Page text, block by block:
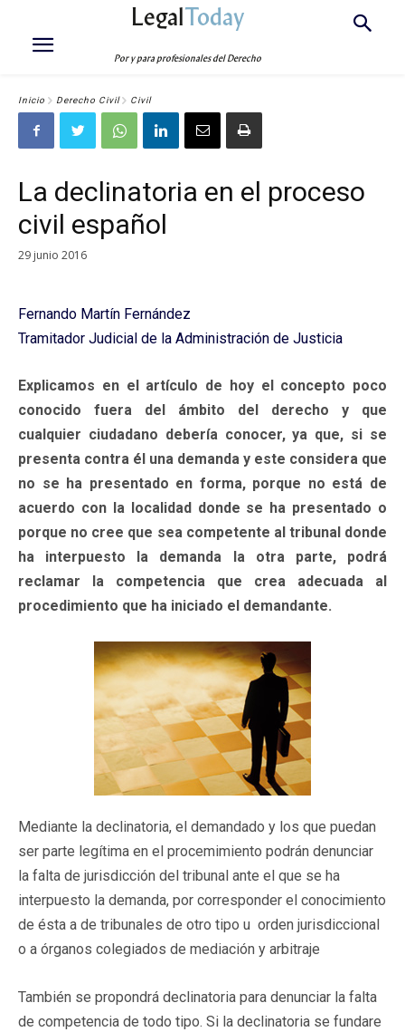
LegalToday
Por y para profesionales del Derecho
Inicio Derecho Civil Civil
La declinatoria en el proceso
civil español
29 junio 2016
Fernando Martín Fernández
Tramitador Judicial de la Administración de Justicia
Explicamos en el artículo de hoy el concepto poco
conocido fuera del ámbito del derecho y que
cualquier ciudadano debería conocer, ya que, si se
presenta contra él una demanda y este considera que
no se ha presentado en forma, porque no está de
acuerdo con la localidad donde se ha presentado o
porque no cree que sea competente al tribunal donde
ha interpuesto la demanda la otra parte, podrá
reclamar la competencia que crea adecuada al
procedimiento que ha iniciado el demandante.
Mediante la declinatoria, el demandado y los que puedan
ser parte legítima en el procemimiento podrán denunciar
la falta de jurisdicción del tribunal ante el que se ha
interpuesto la demanda, por corresponder el conocimiento
de ésta a de tribunales de otro tipo u orden jurisdiccional
o a órganos colegiados de mediación y arbitraje
También se propondrá declinatoria para denunciar la falta
de competencia de todo tipo. Si la declinatoria se fundare